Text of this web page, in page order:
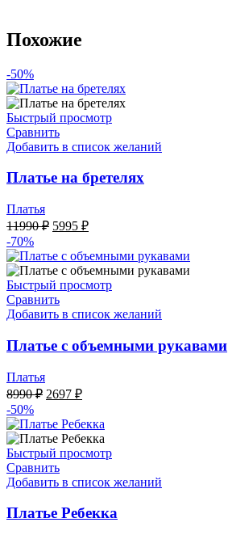
Похожие
-50%
Быстрый просмотр
Сравнить
Добавить в список желаний
Платье на бретелях
Платья
11990₽ Первоначальная
составляла
11990 ₽.
5995 ₽Текущая
5995 ₽.
-70%
Быстрый просмотр
Сравнить
Добавить в список желаний
Платье с объемными рукавами
Платья
8990₽ Первоначальная
составляла
8990 ₽.
2697 ₽Текущая
2697 ₽.
-50%
Быстрый просмотр
Сравнить
Добавить в список желаний
Платье Ребекка